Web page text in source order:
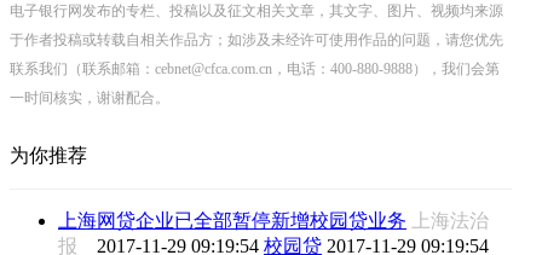
电子银行网发布的专栏、投稿以及征文相关文章，其文字、图片、视频均来源
于作者投稿或转载自相关作品方；如涉及未经许可使用作品的问题，请您优先
联系我们（联系邮箱：cebnet@cfca.com.cn，电话：400-880-9888），我们会第
一时间核实，谢谢配合。
为你推荐
上海网贷企业已全部暂停新增校园贷业务
上海法治
报 2017-11-29 09:19:54 校园贷 2017-11-29 09:19:54